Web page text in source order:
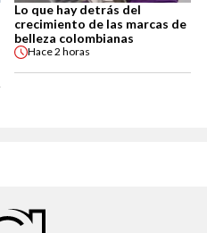
Lo que hay detrás del
crecimiento de las marcas de
belleza colombianas
Hace2 horas